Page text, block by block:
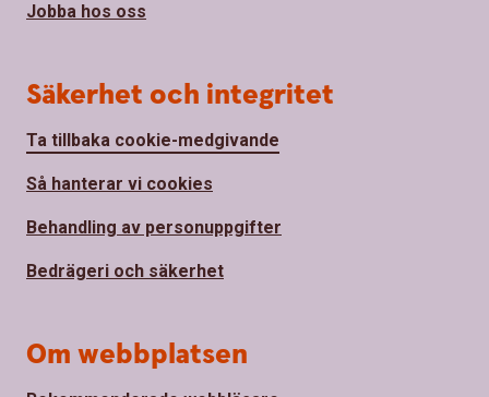
Jobba hos oss
Säkerhet och integritet
Ta tillbaka cookie-medgivande
Så hanterar vi cookies
Behandling av personuppgifter
Bedrägeri och säkerhet
Om webbplatsen